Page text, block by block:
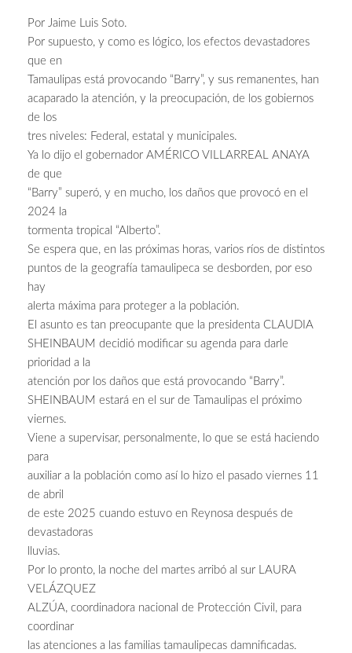
Por Jaime Luis Soto.
Por supuesto, y como es lógico, los efectos devastadores
que en
Tamaulipas está provocando “Barry”, y sus remanentes, han
acaparado la atención, y la preocupación, de los gobiernos
de los
tres niveles: Federal, estatal y municipales.
Ya lo dijo el gobernador AMÉRICO VILLARREAL ANAYA
de que
“Barry” superó, y en mucho, los daños que provocó en el
2024 la
tormenta tropical “Alberto”.
Se espera que, en las próximas horas, varios ríos de distintos
puntos de la geografía tamaulipeca se desborden, por eso
hay
alerta máxima para proteger a la población.
El asunto es tan preocupante que la presidenta CLAUDIA
SHEINBAUM decidió modificar su agenda para darle
prioridad a la
atención por los daños que está provocando “Barry”.
SHEINBAUM estará en el sur de Tamaulipas el próximo
viernes.
Viene a supervisar, personalmente, lo que se está haciendo
para
auxiliar a la población como así lo hizo el pasado viernes 11
de abril
de este 2025 cuando estuvo en Reynosa después de
devastadoras
lluvias.
Por lo pronto, la noche del martes arribó al sur LAURA
VELÁZQUEZ
ALZÚA, coordinadora nacional de Protección Civil, para
coordinar
las atenciones a las familias tamaulipecas damnificadas.